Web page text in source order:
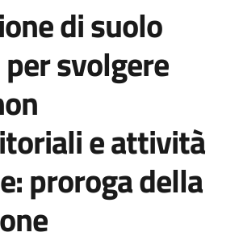
di suolo
svolgere
e attività
proroga della